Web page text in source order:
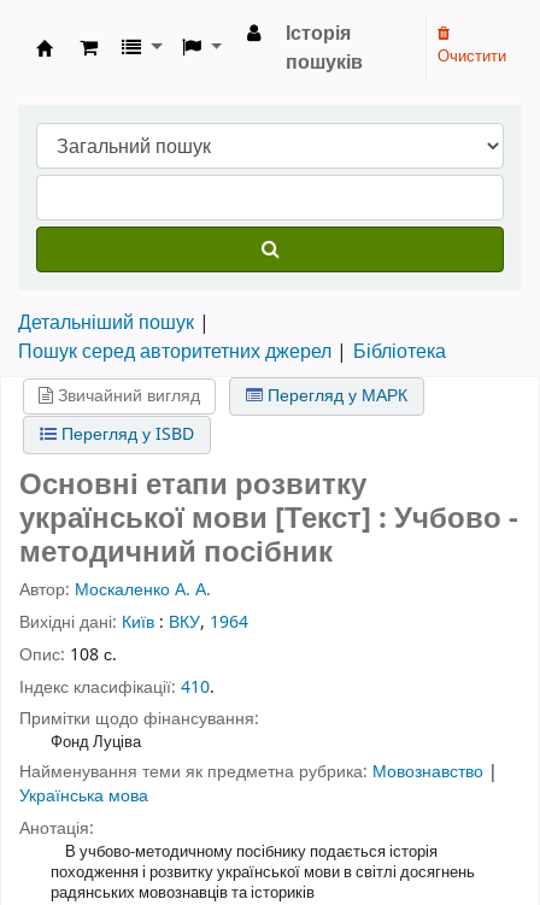
Бібліотека НТШ › Електронний каталог
Історія
пошуків
Очистити
Детальніший пошук
Пошук серед авторитетних джерел
Бібліотека
Звичайний вигляд
Перегляд у МАРК
Перегляд у ISBD
Основні етапи розвитку
української мови [Текст] : Учбово -
методичний посібник
Автор: Москаленко А. А.
Вихідні дані: Київ : ВКУ, 1964
Опис: 108 с.
Індекс класифікації: 410.
Примітки щодо фінансування:
Фонд Луціва
Найменування теми як предметна рубрика: Мовознавство |
Українська мова
Анотація:
В учбово-методичному посібнику подається історія
походження і розвитку української мови в світлі досягнень
радянських мовознавців та істориків